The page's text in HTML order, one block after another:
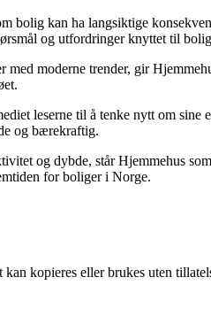
bolig kan ha langsiktige
og utfordringer knyttet til
moderne trender, gir
leserne til å tenke nytt om sine
og bærekraftig.
og dybde, står Hjemmehus
for boliger i Norge.
kopieres eller brukes uten